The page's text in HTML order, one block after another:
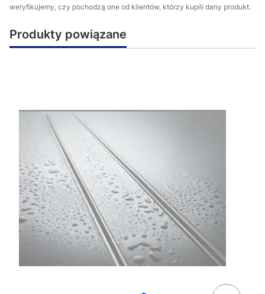
weryfikujemy, czy pochodzą one od klientów, którzy kupili dany produkt.
Produkty powiązane